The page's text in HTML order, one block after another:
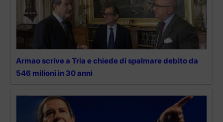
Armao scrive a Tria e chiede di spalmare debito da
546 milioni in 30 anni